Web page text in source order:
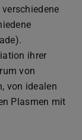
ihrer
von
von idealen
Plasmen mit